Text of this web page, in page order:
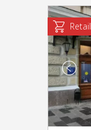
Retail